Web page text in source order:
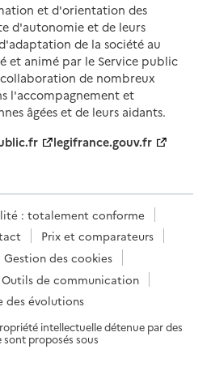
et d'orientation des
d'autonomie et de leurs
de la société au
et animé par le Service public
de nombreux
l'accompagnement et
âgées et de leurs aidants.
legifrance.gouv.fr
: totalement conforme
Prix et comparateurs
Gestion des cookies
Outils de communication
des évolutions
intellectuelle détenue par des
sont proposés sous